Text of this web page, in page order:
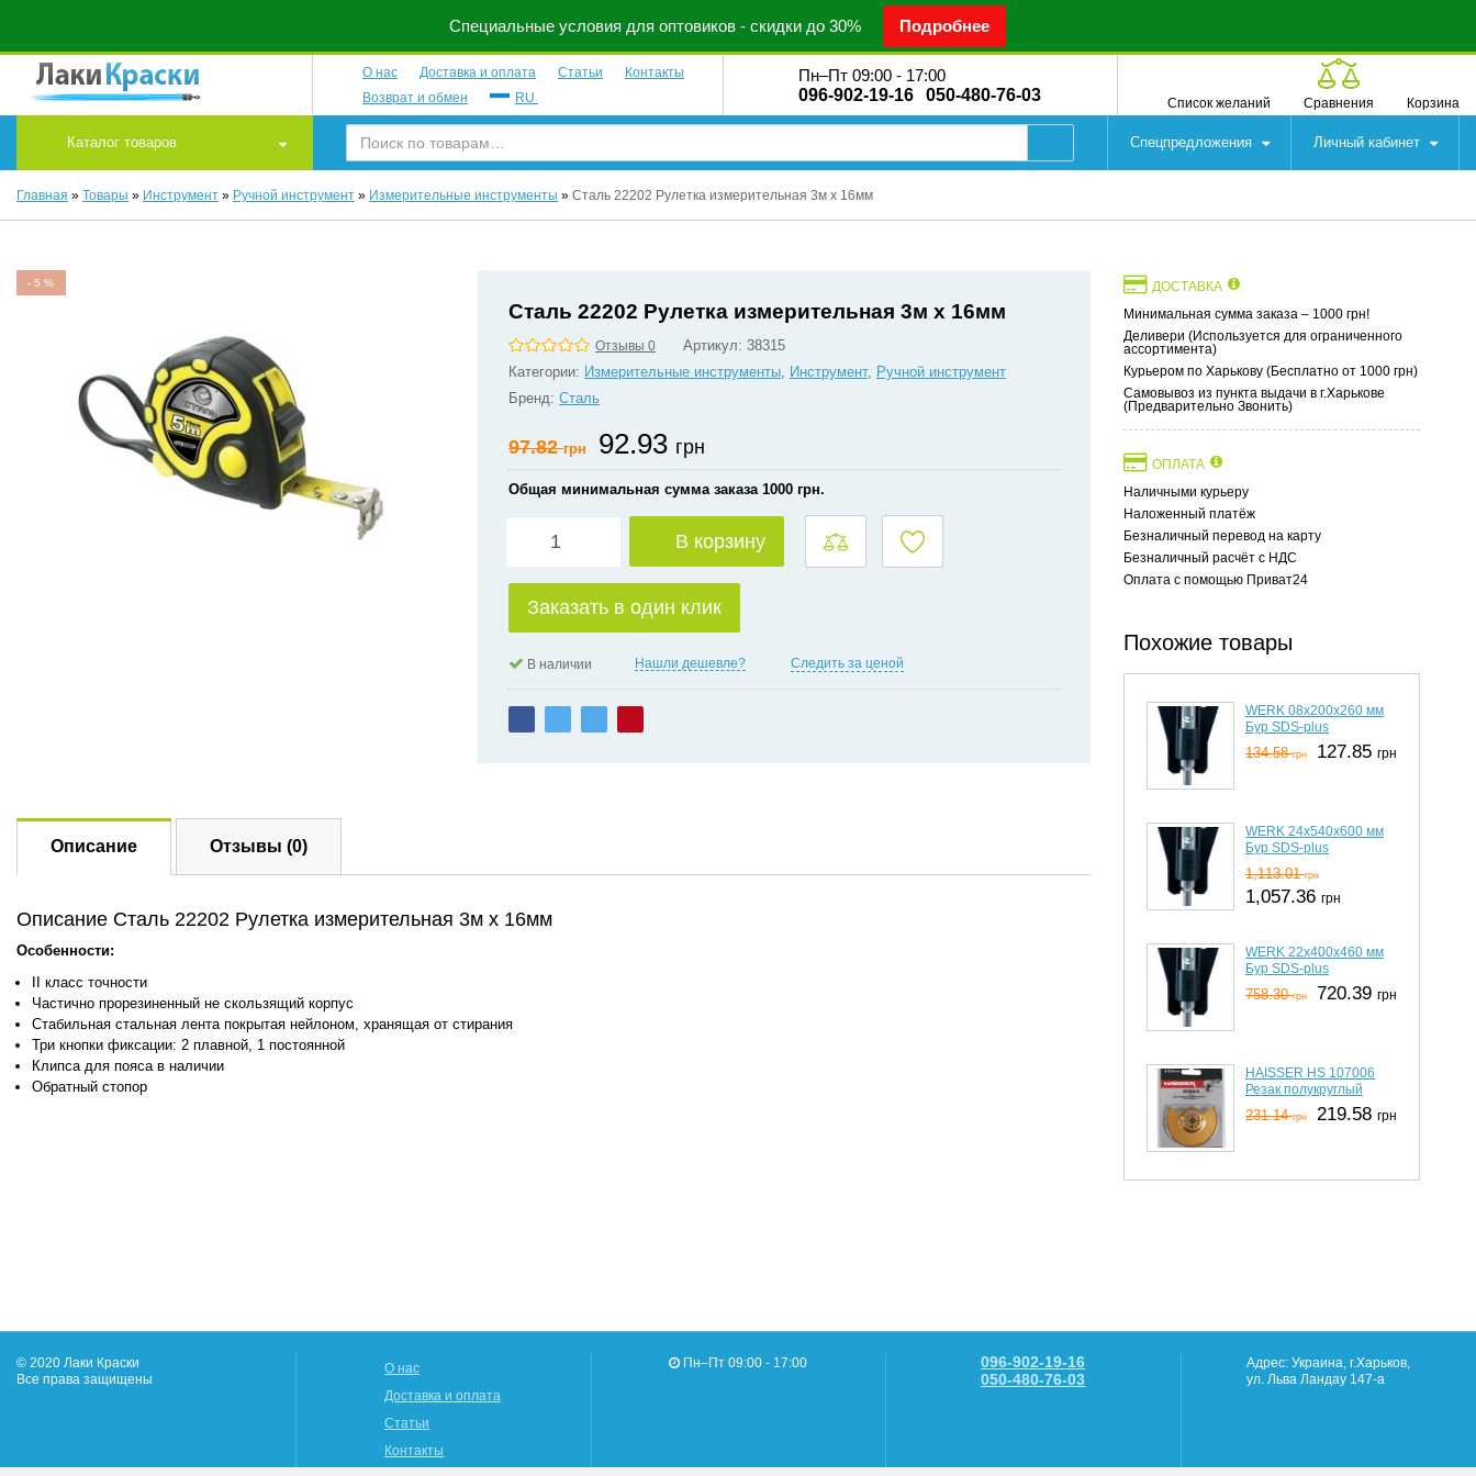
Специальные условия для оптовиков - скидки до 30% Подробнее
О нас Доставка и оплата Статьи
Контакты
Возврат и обмен
RU
Пн–Пт 09:00 - 17:00
096-902-19-16
050-480-76-03 Список желаний Сравнения Корзина
Каталог товаров Спецпредложения Личный кабинет
Главная » Товары » Инструмент » Ручной инструмент » Измерительные инструменты » Сталь 22202 Рулетка измерительная 3м х 16мм
-5%
Сталь 22202 Рулетка измерительная 3м х 16мм
Отзывы 0 Артикул: 38315
Категории: Измерительные инструменты, Инструмент, Ручной инструмент
Бренд: Сталь
97.82грн 92.93 грн
Общая минимальная сумма заказа 1000 грн.
В корзину
Заказать в один клик
В наличии Нашли дешевле? Следить за ценой
Описание
Описание Сталь 22202 Рулетка измерительная 3м х 16мм
Особенности:
II класс точности
Частично прорезиненный не скользящий корпус
Стабильная стальная лента покрытая нейлоном, хранящая от стирания
Три кнопки фиксации: 2 плавной, 1 постоянной
Клипса для пояса в наличии
Обратный стопор
Отзывы (0)
ДОСТАВКА
Минимальная сумма заказа – 1000 грн!
Деливери (Используется для ограниченного
ассортимента)
Курьером по Харькову (Бесплатно от 1000 грн)
Самовывоз из пункта выдачи в г.Харькове
(Предварительно Звонить)
ОПЛАТА
Наличными курьеру
Наложенный платёж
Безналичный перевод на карту
Безналичный расчёт с НДС
Оплата с помощью Приват24
Похожие товары
WERK 08х200x260 мм
Бур SDS-plus
134.58грн 127.85 грн
WERK 24х540x600 мм
Бур SDS-plus
1,113.01грн
1,057.36 грн
WERK 22х400x460 мм
Бур SDS-plus
758.30грн 720.39 грн
HAISSER HS 107006
Резак полукруглый
231.14грн 219.58 грн
© 2020 Лаки Краски
Все права защищены
О нас
Доставка и оплата
Статьи
Контакты
Пн–Пт 09:00 - 17:00
096-902-19-16
050-480-76-03
Адрес: Украина, г.Харьков,
ул. Льва Ландау 147-а